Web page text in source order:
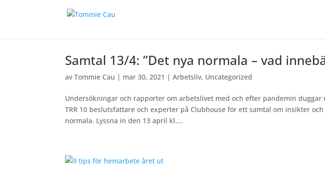
Samtal 13/4: ”Det nya normala – vad
avTommie Cau | mar 30, 2021 |Arbetsliv, Uncategorized
Undersökningar och rapporter om arbetslivet med och efter pandemin
TRR 10 beslutsfattare och experter på Clubhouse för ett samtal om insikter
normala. Lyssna in den 13 april kl....